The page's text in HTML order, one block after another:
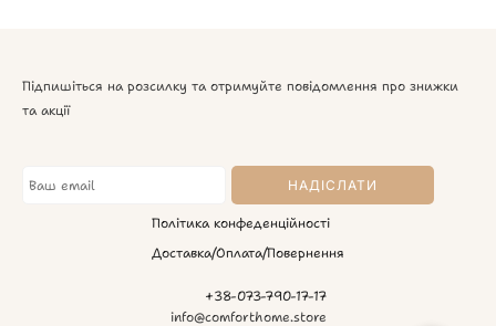
Підпишіться на розсилку та отримуйте повідомлення про знижки
та акції
Політика конфеденційності
Доставка/Оплата/Повернення
+38-073-790-17-17
info@comforthome.store